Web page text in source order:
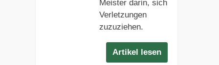
Meister darin, sich
Verletzungen
zuzuziehen.
Artikel lesen